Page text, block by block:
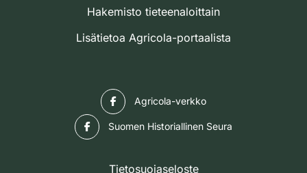
Hakemisto tieteenaloittain
Lisätietoa Agricola-portaalista
Agricola-verkko
Suomen Historiallinen Seura
Tietosuojaseloste